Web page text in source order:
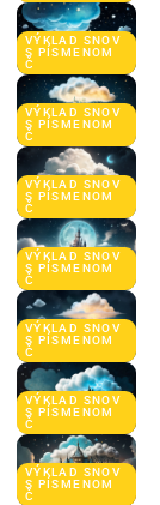
VÝKLAD SNOV
S PÍSMENOM
Č
VÝKLAD SNOV
S PÍSMENOM
Č
VÝKLAD SNOV
S PÍSMENOM
Č
VÝKLAD SNOV
S PÍSMENOM
Č
VÝKLAD SNOV
S PÍSMENOM
Č
VÝKLAD SNOV
S PÍSMENOM
Č
VÝKLAD SNOV
S PÍSMENOM
Č